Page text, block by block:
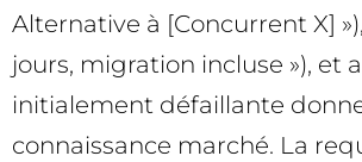
Alternative à [Concurrent X]
jours, migration incluse »), et
initialement défaillante
connaissance marché. La